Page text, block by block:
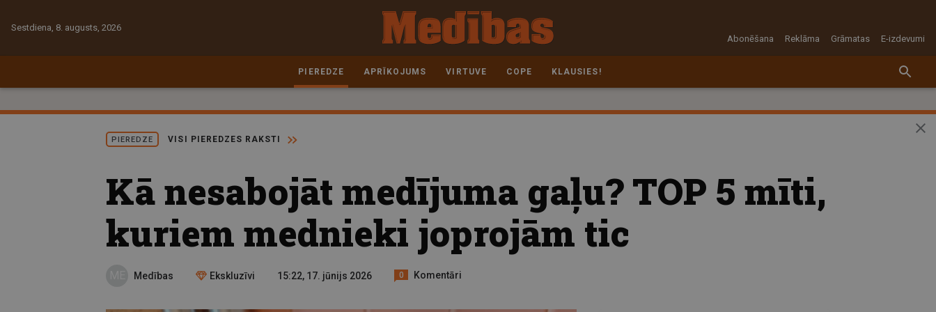
Sestdiena, 8. augusts, 2026
Abonēšana
Reklāma Grāmatas E-izdevumi
PIEREDZE APRĪKOJUMS VIRTUVE COPE KLAUSIES!
PIEREDZE VISI PIEREDZES RAKSTI
Kā nesabojāt medījuma gaļu? TOP 5 mīti,
kuriem mednieki joprojām tic
Medības Ekskluzīvi 15:22, 17. jūnijs 2026 0 Komentāri